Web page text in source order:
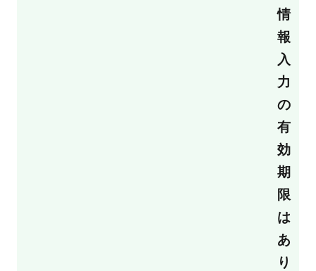
情
報
入
力
の
有
効
期
限
は
あ
り